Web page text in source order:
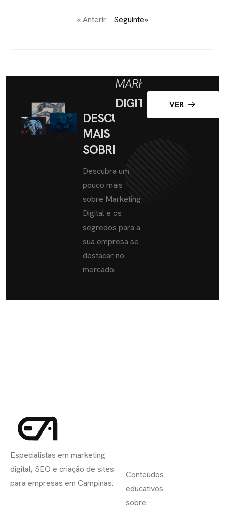
« Anterir Seguinte»
DESCUBRA
MAIS
SOBRE
MARKETING
DIGITAL
Descubra um
pouco mais
sobre Marketing
Digital e os
segredos para a
sua empresa se
destacar no
mercado.
VER
Especialistas em marketing
digital, SEO e criação de sites
para empresas em Campinas.
Conteúdos
educativos
sobre